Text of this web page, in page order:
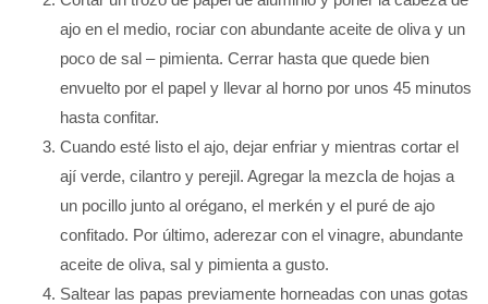
ajo en el medio, rociar con abundante aceite de oliva y un
poco de sal – pimienta. Cerrar hasta que quede bien
envuelto por el papel y llevar al horno por unos 45 minutos
hasta confitar.
Cuando esté listo el ajo, dejar enfriar y mientras cortar el
ají verde, cilantro y perejil. Agregar la mezcla de hojas a
un pocillo junto al orégano, el merkén y el puré de ajo
confitado. Por último, aderezar con el vinagre, abundante
aceite de oliva, sal y pimienta a gusto.
Saltear las papas previamente horneadas con unas gotas